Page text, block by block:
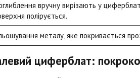
вручну вирізають у
полірується.
металу, яке покривається
циферблат: